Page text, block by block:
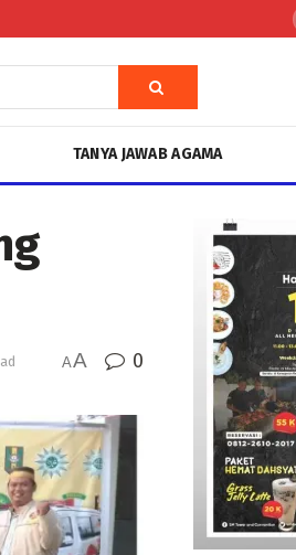
TANYA JAWAB AGAMA
AA 0